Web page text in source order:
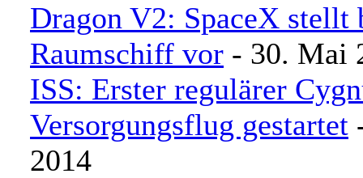
Dragon V2: SpaceX stellt
Raumschiff vor - 30. Mai
ISS: Erster regulärer
Versorgungsflug gestartet
2014